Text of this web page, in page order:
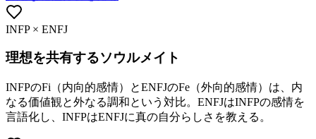
INFP × ENFJ
理想を共有するソウルメイト
INFPのFi（内向的感情）とENFJのFe（外向的感情）は、内
なる価値観と外なる調和という対比。ENFJはINFPの感情を
言語化し、INFPはENFJに真の自分らしさを教える。